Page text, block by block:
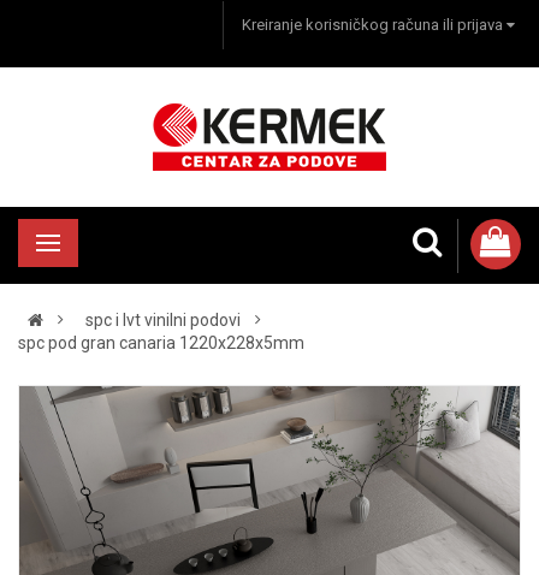
Kreiranje korisničkog računa ili prijava
spc i lvt vinilni podovi
spc pod gran canaria 1220x228x5mm